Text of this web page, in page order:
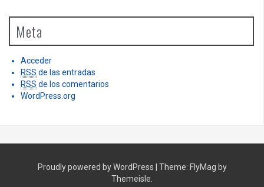
Meta
Acceder
RSS de las entradas
RSS de los comentarios
WordPress.org
Proudly powered by WordPress Theme: FlyMag by
Themeisle.